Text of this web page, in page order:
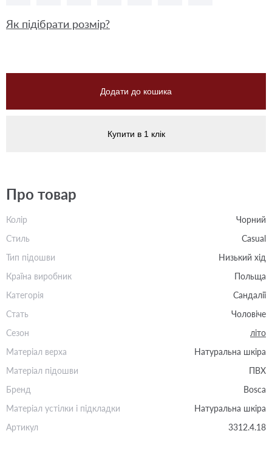
Як підібрати розмір?
Додати до кошика
Купити в 1 клік
Про товар
Колір
Чорний
Стиль
Casual
Тип підошви
Низький хід
Країна виробник
Польща
Категорія
Сандалії
Стать
Чоловіче
Сезон
літо
Матеріал верха
Натуральна шкіра
Матеріал підошви
ПВХ
Бренд
Bosca
Матеріал устілки і підкладки
Натуральна шкіра
Артикул
3312.4.18